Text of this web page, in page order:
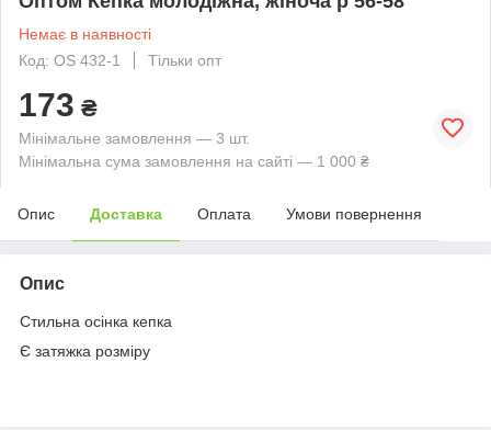
Немає в наявності
Код: OS 432-1
Тільки опт
173 ₴
Мінімальне замовлення — 3 шт.
Мінімальна сума замовлення на сайті — 1 000 ₴
Опис Доставка Оплата Умови повернення
Опис
Стильна осінка кепка
Є затяжка розміру